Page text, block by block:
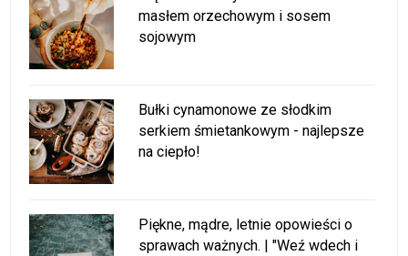
masłem orzechowym i sosem
sojowym
Bułki cynamonowe ze słodkim
serkiem śmietankowym - najlepsze
na ciepło!
Piękne, mądre, letnie opowieści o
sprawach ważnych. | "Weź wdech i